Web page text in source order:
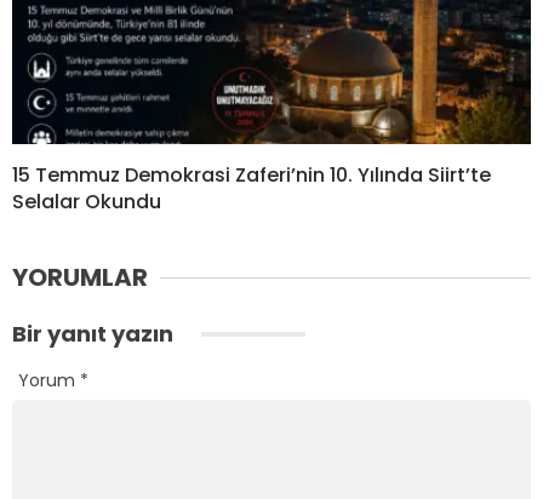
15 Temmuz Demokrasi Zaferi’nin 10. Yılında Siirt’te
Selalar Okundu
YORUMLAR
Bir yanıt yazın
Yorum *